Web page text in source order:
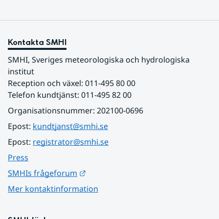
Kontakta SMHI
SMHI, Sveriges meteorologiska och hydrologiska
institut
Reception och växel: 011-495 80 00
Telefon kundtjänst: 011-495 82 00
Organisationsnummer: 202100-0696
Epost: kundtjanst@smhi.se
Epost: registrator@smhi.se
Press
SMHIs frågeforum
Mer kontaktinformation